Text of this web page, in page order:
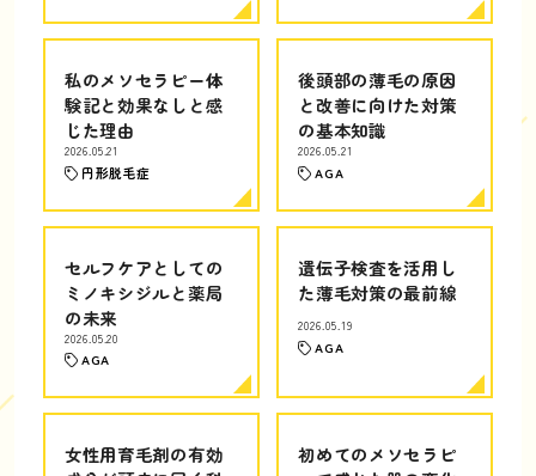
私のメソセラピー体
験記と効果なしと感
じた理由
2026.05.21
円形脱毛症
後頭部の薄毛の原因
と改善に向けた対策
の基本知識
2026.05.21
AGA
セルフケアとしての
ミノキシジルと薬局
の未来
2026.05.20
AGA
遺伝子検査を活用し
た薄毛対策の最前線
2026.05.19
AGA
女性用育毛剤の有効
初めてのメソセラピ